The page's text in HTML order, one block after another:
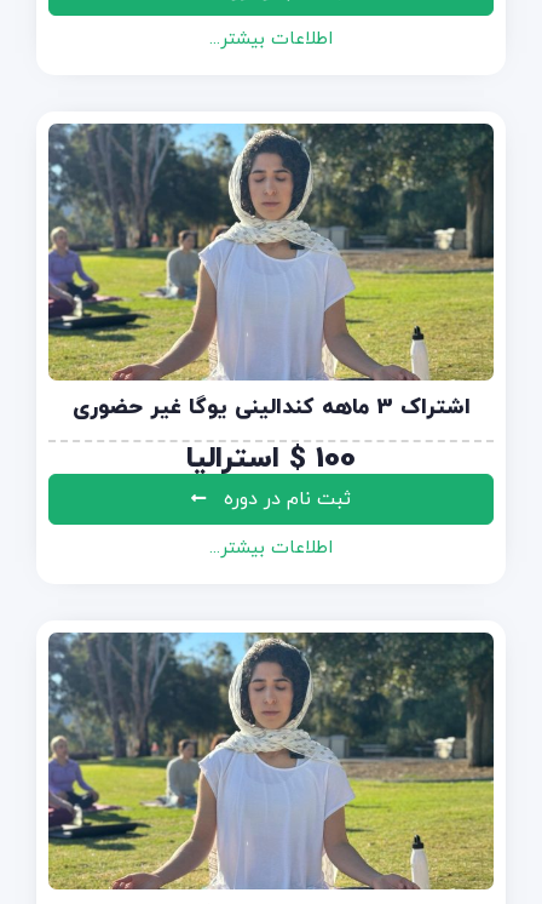
اطلاعات بیشتر...
اشتراک 3 ماهه کندالینی یوگا غیر حضوری
$ 100 استرالیا
ثبت نام در دوره
اطلاعات بیشتر...